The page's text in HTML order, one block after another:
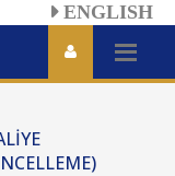
ENGLISH